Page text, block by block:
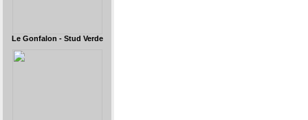
Le Gonfalon - Stud Verde